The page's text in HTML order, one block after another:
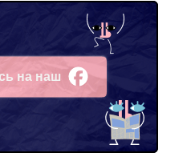
на наш